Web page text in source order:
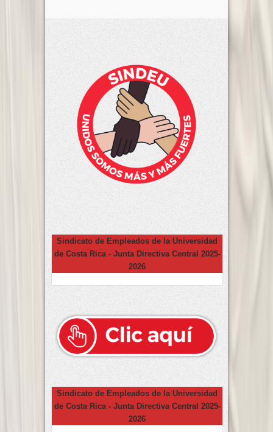
Sindicato de Empleados de la Universidad
de Costa Rica - Junta Directiva Central 2025-
2026
Sindicato de Empleados de la Universidad
de Costa Rica - Junta Directiva Central 2025-
2026